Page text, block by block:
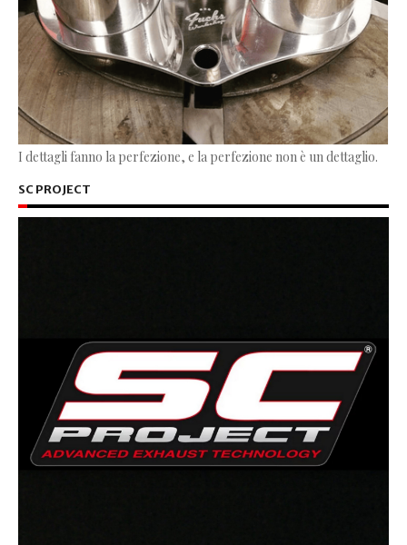
I dettagli fanno la perfezione, e la perfezione non è un dettaglio.
SC PROJECT